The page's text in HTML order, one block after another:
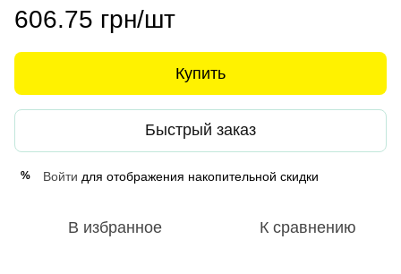
606.75 грн/шт
Купить
Быстрый заказ
% Войти для отображения накопительной скидки
В избранное К сравнению